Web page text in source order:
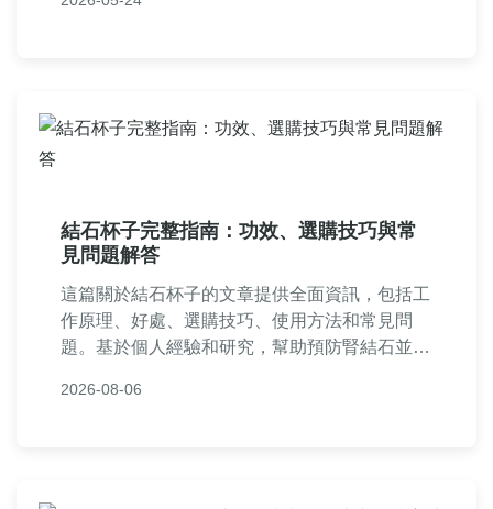
題。
結石杯子完整指南：功效、選購技巧與常
見問題解答
這篇關於結石杯子的文章提供全面資訊，包括工
作原理、好處、選購技巧、使用方法和常見問
題。基於個人經驗和研究，幫助預防腎結石並改
用建議，適合腎結石高風險群體參考。
2026-08-06